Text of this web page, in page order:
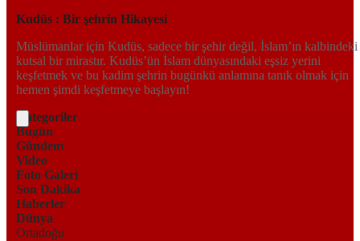
Kudüs : Bir şehrin Hikayesi
Müslümanlar için Kudüs, sadece bir şehir değil, İslam’ın kalbindeki
kutsal bir mirastır. Kudüs’ün İslam dünyasındaki eşsiz yerini
keşfetmek ve bu kadim şehrin bugünkü anlamına tanık olmak için
hemen şimdi keşfetmeye başlayın!
Kategoriler
Bugün
Gündem
Video
Foto Galeri
Son Dakika
Haberler
Dünya
Ortadoğu